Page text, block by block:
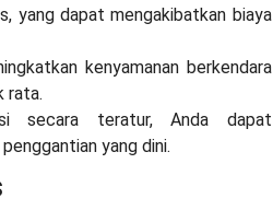
yang dapat mengakibatkan biaya
kenyamanan berkendara
rata.
secara teratur, Anda dapat
yang dini.